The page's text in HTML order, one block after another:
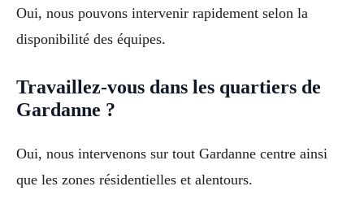
Oui, nous pouvons intervenir rapidement selon la
disponibilité des équipes.
Travaillez-vous dans les quartiers de
Gardanne ?
Oui, nous intervenons sur tout Gardanne centre ainsi
que les zones résidentielles et alentours.